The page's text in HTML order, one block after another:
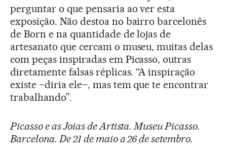
perguntar o que pensaria ao ver esta
exposição. Não destoa no bairro barcelonês
de Born e na quantidade de lojas de
artesanato que cercam o museu, muitas delas
com peças inspiradas em Picasso, outras
diretamente falsas réplicas. “A inspiração
existe –diria ele–, mas tem que te encontrar
trabalhando”.
Picasso e as Joias de Artista. Museu Picasso.
Barcelona. De 21 de maio a 26 de setembro.